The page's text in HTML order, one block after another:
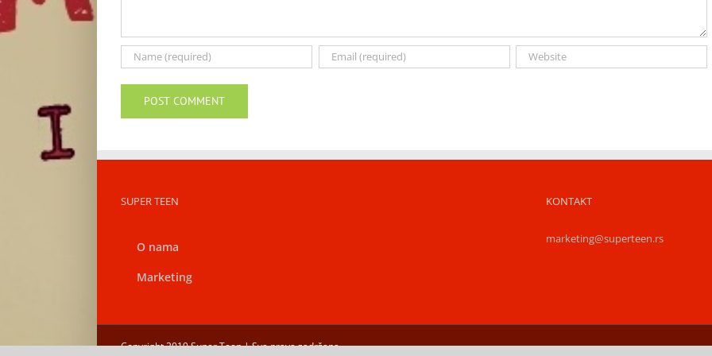
SUPER TEEN
O nama
Marketing
KONTAKT
marketing@superteen.rs
Copyright 2019 Super Teen | Sva prava zadržana